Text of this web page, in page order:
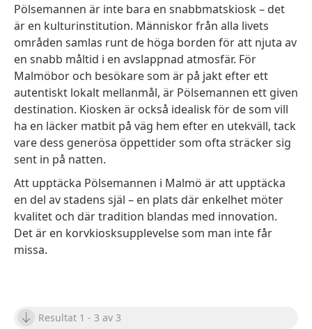
Pölsemannen är inte bara en snabbmatskiosk – det
är en kulturinstitution. Människor från alla livets
områden samlas runt de höga borden för att njuta av
en snabb måltid i en avslappnad atmosfär. För
Malmöbor och besökare som är på jakt efter ett
autentiskt lokalt mellanmål, är Pölsemannen ett given
destination. Kiosken är också idealisk för de som vill
ha en läcker matbit på väg hem efter en utekväll, tack
vare dess generösa öppettider som ofta sträcker sig
sent in på natten.
Att upptäcka Pölsemannen i Malmö är att upptäcka
en del av stadens själ – en plats där enkelhet möter
kvalitet och där tradition blandas med innovation.
Det är en korvkiosksupplevelse som man inte får
missa.
Resultat 1 - 3 av 3